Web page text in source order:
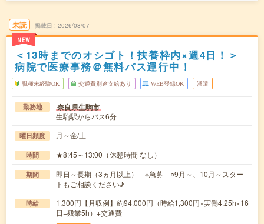
未読
NEW
掲載日 2026/08/07
＜13時までのオシゴト！扶養枠内×週4日！＞
病院で医療事務＠無料バス運行中！
職種未経験OK 交通費別途支給あり WEB登録OK 派遣
勤務地 奈良県生駒市
生駒駅からバス6分
曜日頻度 月～金/土
時間 ★8:45～13:00（休憩時間 なし）
期間
即日～長期（3ヵ月以上） ※急募 ○9月～、10月～スター
トもご相談ください♪
時給
1,300円【月収例】約94,000円（時給1,300円×実働4.25h×16
日+残業5h）+交通費